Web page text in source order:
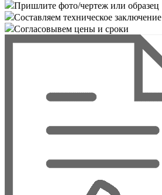
Пришлите фото/чертеж или образец
Составляем техническое заключение
Согласовывем цены и сроки